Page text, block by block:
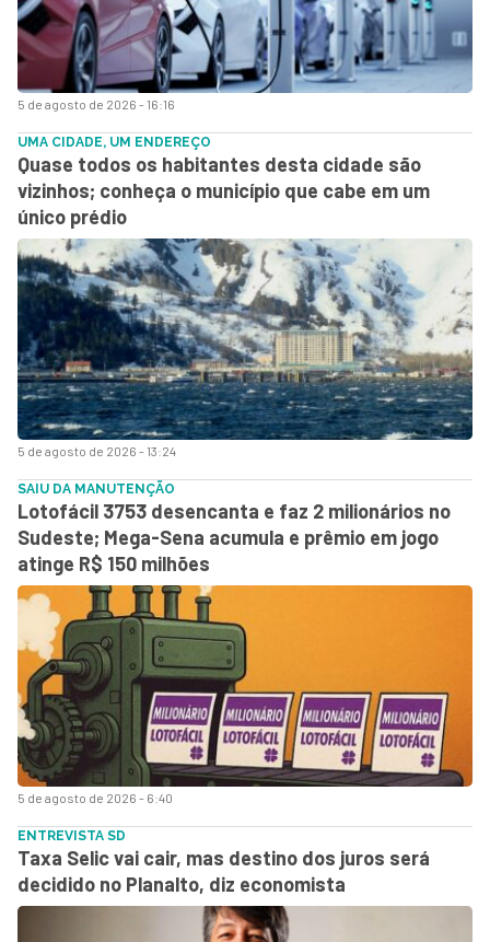
5 de agosto de 2026 - 16:16
5 de agosto de 2026 - 13:24
UMA CIDADE, UM ENDEREÇO
Quase todos os habitantes desta cidade são
vizinhos; conheça o município que cabe em um
único prédio
5 de agosto de 2026 - 6:40
SAIU DA MANUTENÇÃO
Lotofácil 3753 desencanta e faz 2 milionários no
Sudeste; Mega-Sena acumula e prêmio em jogo
atinge R$ 150 milhões
ENTREVISTA SD
Taxa Selic vai cair, mas destino dos juros será
decidido no Planalto, diz economista